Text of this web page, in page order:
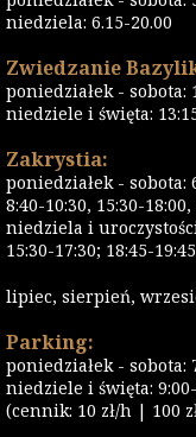
niedziela: 6.15-20.00
Zwiedzanie
poniedziałek - sobota:
niedziele i święta:
Zakrystia:
poniedziałek - sobota:
8:40-10:30, 15:30-
niedziela i
15:30-17:30; 18:45-19:45
lipiec, sierpień,
Parking:
poniedziałek - sobota:
niedziele i święta:
(cennik: 10 zł/h | 100